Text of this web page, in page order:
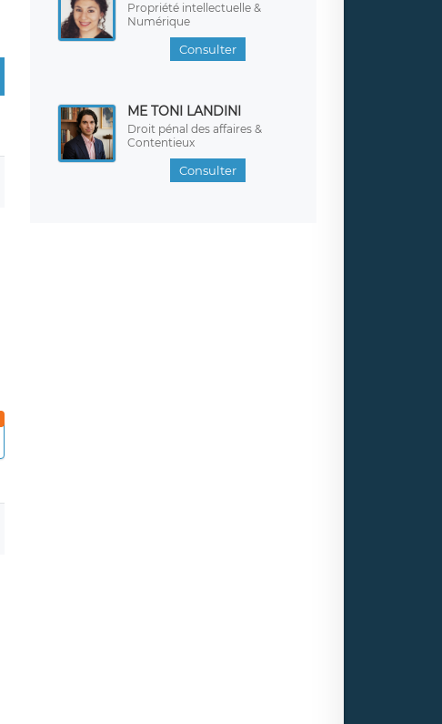
Propriété intellectuelle &
Numérique
Consulter
ME TONI LANDINI
Droit pénal des affaires &
Contentieux
Consulter